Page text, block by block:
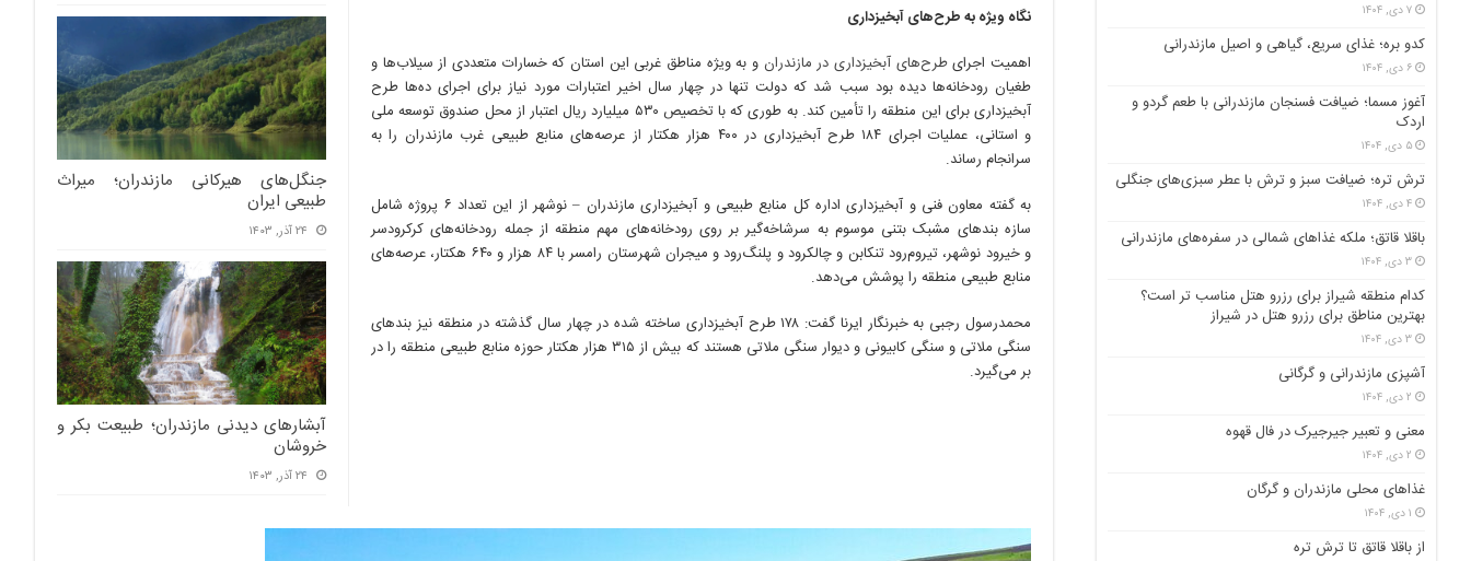
جنگل‌های هیرکانی مازندران؛ میراث
طبیعی ایران
۲۴ آذر, ۱۴۰۳
آبشارهای دیدنی مازندران؛ طبیعت بکر و
خروشان
۲۴ آذر, ۱۴۰۳
نگاه ویژه به طرح‌های آبخیزداری
اهمیت اجرایطرح‌های آبخیزداری در مازندران و به ویژه مناطق غربی این استان که خسارات متعددی از سیلاب‌ها و
طغیان رودخانه‌ها دیده بود سبب شد که دولت تنها در چهار سال اخیر اعتبارات مورد نیاز برای اجرای ده‌ها طرح
آبخیزداری برای این منطقه را تأمین کند. به طوری که با تخصیص ۵۳۰ میلیارد ریال اعتبار از محل صندوق توسعه ملی
و استانی، عملیات اجرای ۱۸۴ طرح آبخیزداری در ۴۰۰ هزار هکتار از عرصه‌های منابع طبیعی غرب مازندران را به
سرانجام رساند.
به گفته معاون فنی و آبخیزداری اداره کل منابع طبیعی و آبخیزداری مازندران – نوشهر از این تعداد ۶ پروژه شامل
سازه بندهای مشبک بتنی موسوم به سرشاخه‌گیر بر روی رودخانه‌های مهم منطقه از جمله رودخانه‌های کرکرودسر
و خیرود نوشهر، تیروم‌رود تنکابن و چالکرود و پلنگ‌رود و میجران شهرستان رامسر با ۸۴ هزار و ۶۴۰ هکتار، عرصه‌های
منابع طبیعی منطقه را پوشش می‌دهد.
محمدرسول رجبی به خبرنگار ایرنا گفت: ۱۷۸ طرح آبخیزداری ساخته شده در چهار سال گذشته در منطقه نیز بندهای
سنگی ملاتی و سنگی کابیونی و دیوار سنگی ملاتی هستند که بیش از ۳۱۵ هزار هکتار حوزه منابع طبیعی منطقه را در
بر می‌گیرد.
۷ دی, ۱۴۰۴
کدو بره؛ غذای سریع، گیاهی و اصیل مازندرانی
۶ دی, ۱۴۰۴
آغوز مسما؛ ضیافت فسنجان مازندرانی با طعم گردو و
اردک
۵ دی, ۱۴۰۴
ترش تره؛ ضیافت سبز و ترش با عطر سبزی‌های جنگلی
۴ دی, ۱۴۰۴
باقلا قاتق؛ ملکه غذاهای شمالی در سفره‌های مازندرانی
۳ دی, ۱۴۰۴
کدام منطقه شیراز برای رزرو هتل مناسب ‌تر است؟
بهترین مناطق برای رزرو هتل در شیراز
۳ دی, ۱۴۰۴
آشپزی مازندرانی و گرگانی
۲ دی, ۱۴۰۴
معنی و تعبیر جیرجیرک در فال قهوه
۲ دی, ۱۴۰۴
غذاهای محلی مازندران و گرگان
۱ دی, ۱۴۰۴
از باقلا قاتق تا ترش تره